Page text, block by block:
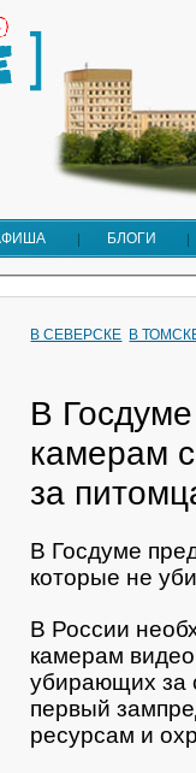
БЛОГИ
В СЕВЕРСКЕ В
В
камерам
за
В Госдуме
которые не
В России
камерам
убирающих за
первый
ресурсам и